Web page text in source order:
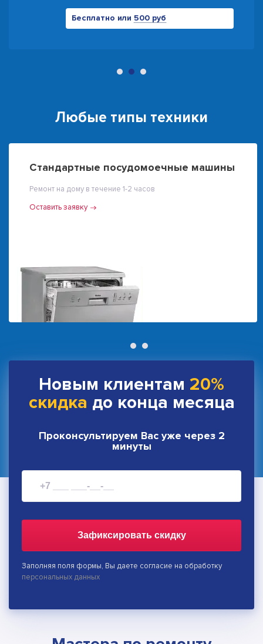
500 руб
Всегда бесплатно
Любые типы техники
Стандартные посудомоечные машины
Ремонт на дому в течение 1-2 часов
Оставить заявку
Новым клиентам 20%
скидка до конца месяца
Проконсультируем Вас уже через 2
минуты
Зафиксировать скидку
Заполняя поля формы, Вы даете согласие на обработку
персональных данных